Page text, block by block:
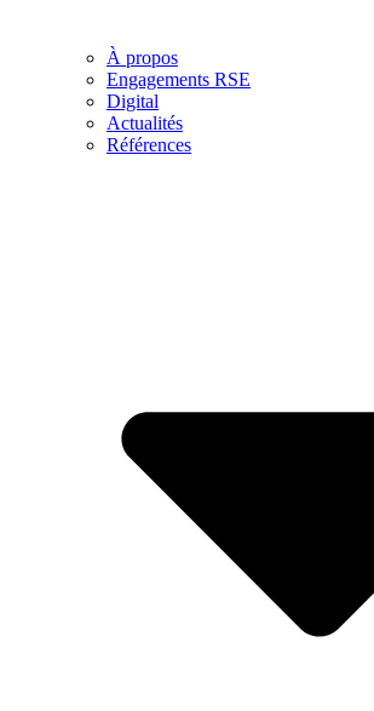
À propos
Engagements RSE
Digital
Actualités
Références